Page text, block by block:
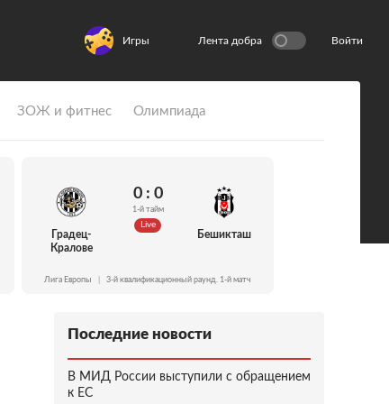
Игры Лента добра Войти
ЗОЖ и фитнес Олимпиада
Градец-
Кралове
0 : 0
1-й тайм
Live
Бешикташ
Лига Европы 3-й квалификационный раунд. 1-й матч
Последние новости
В МИД России выступили с обращением
к ЕС